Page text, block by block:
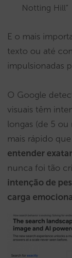
Notting Hill”
E o mais
texto ou até
impulsionadas
O Google
visuais têm
longas (de 5 ou
mais rápido
entender
nunca foi tão
intenção de
carga